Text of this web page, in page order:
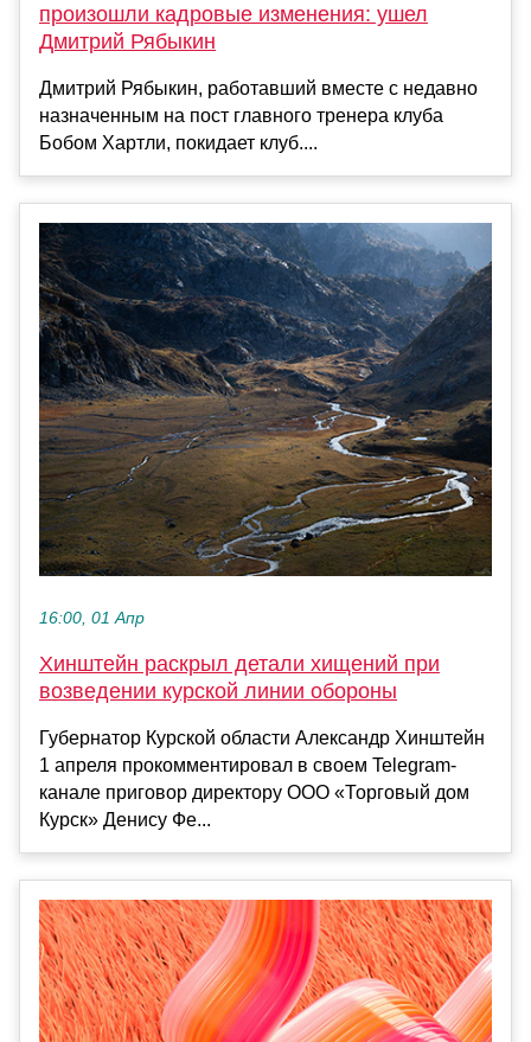
произошли кадровые изменения: ушел
Дмитрий Рябыкин
Дмитрий Рябыкин, работавший вместе с недавно
назначенным на пост главного тренера клуба
Бобом Хартли, покидает клуб....
16:00, 01 Апр
Хинштейн раскрыл детали хищений при
возведении курской линии обороны
Губернатор Курской области Александр Хинштейн
1 апреля прокомментировал в своем Telegram-
канале приговор директору ООО «Торговый дом
Курск» Денису Фе...